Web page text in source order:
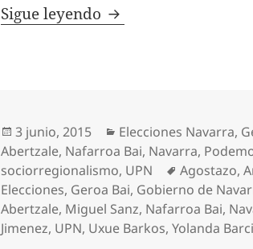
Sigue leyendo Y llegó el cambio…
Publicado
el
3 junio, 2015 Categorías
Elecciones Navarra,
Abertzale, Nafarroa Bai, Navarra,
sociorregionalismo, UPN Etiquetas
Agostazo,
Elecciones, Geroa Bai, Gobierno de
Abertzale, Miguel Sanz, Nafarroa Bai,
Jimenez, UPN, Uxue Barkos,Yolanda